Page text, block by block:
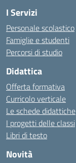
I Servizi
Personale scolastico
Famiglie e studenti
Percorsi di studio
Didattica
Offerta formativa
Curricolo verticale
Le schede didattiche
I progetti delle classi
Libri di testo
Novità